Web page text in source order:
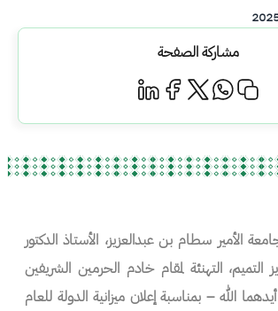
مشاركة الصفحة
الأمير سطام بن عبدالعزيز، الأستاذ الدكتور
التميم، التهنئة لمقام خادم الحرمين الشريفين
الله – بمناسبة إعلان ميزانية الدولة للعام